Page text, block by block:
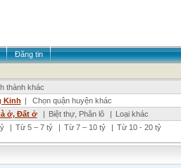
Đăng tin
thành khác
Kinh |
Chọn quận huyện khác
ở, Đất ở | Biệt thự, Phân lô | Loại khác
| Từ 5 – 7 tỷ | Từ 7 – 10 tỷ | Từ 10 - 20 tỷ